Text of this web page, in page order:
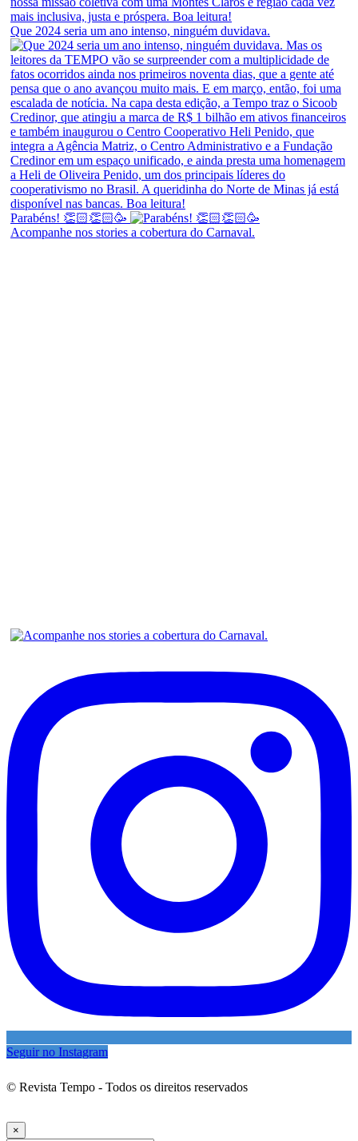
Que 2024 seria um ano intenso, ninguém duvidava.
Parabéns! 👏🏻👏🏻🥳
Acompanhe nos stories a cobertura do Carnaval.
Seguir no Instagram
© Revista Tempo - Todos os direitos reservados
×